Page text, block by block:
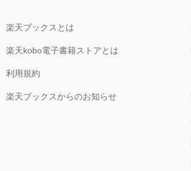
楽天ブックスとは
楽天kobo電子書籍ストアとは
利用規約
楽天ブックスからのお知らせ